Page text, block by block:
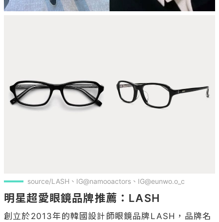
source/LASH、IG@namooactors、IG@eunwo.o_c
明星超愛眼鏡品牌推薦：LASH
創立於2013年的韓國設計師眼鏡品牌LASH，品牌名